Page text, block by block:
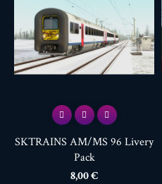
SKTRAINS AM/MS 96 Livery
Pack
Prix
8,00 €